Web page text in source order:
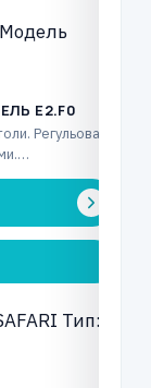
СТІЛ МАСАЖНИЙ ELEMENTAL ТИП ICE МОДЕЛЬ E2.F0
Регульована